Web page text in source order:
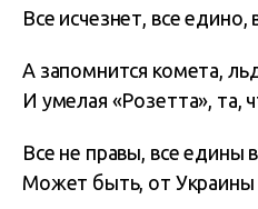
Все исчезнет, все едино,
А запомнится комета,
И умелая «Розетта», та,
Все не правы, все едины
Может быть, от Украины